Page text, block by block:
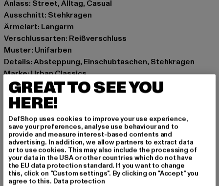
Anlass: Street, Alltag, Casual
Ausschnitt: Stehkragen
Ärmelart: Langarm
Verschlussarten: Reißverschluss
Muster: Unifarben
Details: Absteppung, Einschubtaschen, Stehkragen
Marke: Urban Classics
Kat.: Winterjacken
Farbe: beige
Hersteller Farbe: wetsand
Materialzusammensetzung: 100% Polyester
Innenfutter: Polyester
Art.Nr: TB4759-04732
Hersteller: TB International GmbH |info@tbint.de
Dr.-Robert-Murjahn-Straße 7 | 64372 Ober-Ramstadt |
GREAT TO SEE YOU
HERE!
DefShop uses cookies to improve your use experience,
save your preferences, analyse use behaviour and to
provide and measure interest-based contents and
advertising. In addition, we allow partners to extract data
or to use cookies. This may also include the processing of
your data in the USA or other countries which do not have
the EU data protection standard. If you want to change
this, click on "Custom settings". By clicking on "Accept" you
agree to this. Data protection